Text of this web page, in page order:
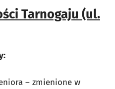
Tarnogaju (ul.
– zmienione w